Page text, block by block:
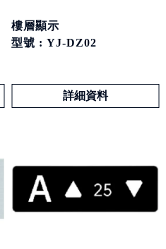
樓層顯示
型號 : YJ-DZ02
詳細資料